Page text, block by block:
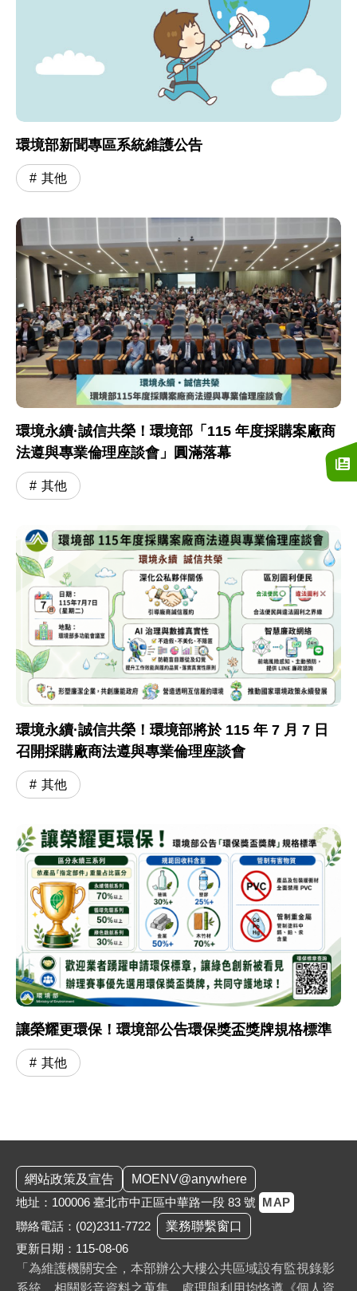
環境部新聞專區系統維護公告
其他
環境永續·誠信共榮！環境部「115 年度採購案廠商
法遵與專業倫理座談會」圓滿落幕
其他
環境永續·誠信共榮！環境部將於 115 年 7 月 7 日
召開採購廠商法遵與專業倫理座談會
其他
讓榮耀更環保！環境部公告環保獎盃獎牌規格標準
其他
網站政策及宣告
MOENV@anywhere
地址：100006 臺北市中正區中華路一段 83 號 MAP
聯絡電話： (02)2311-7722
業務聯繫窗口
更新日期：115-08-06
「為維護機關安全，本部辦公大樓公共區域設有監視錄影